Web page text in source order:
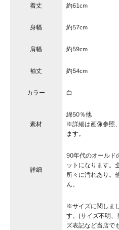
着丈 約61cm
身幅 約57cm
肩幅 約59cm
袖丈 約54cm
カラー 白
素材
綿50％他
※詳細は画像参照
ます。
詳細
90年代のオールド
ットになります。
所々に汚れあり。
ん。
※サイズに関しま
す。(サイズ不明、
ズ表記など当店で